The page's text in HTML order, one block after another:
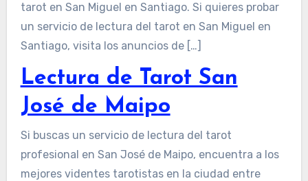
tarot en San Miguel en Santiago. Si quieres probar
un servicio de lectura del tarot en San Miguel en
Santiago, visita los anuncios de […]
Lectura de Tarot San
José de Maipo
Si buscas un servicio de lectura del tarot
profesional en San José de Maipo, encuentra a los
mejores videntes tarotistas en la ciudad entre